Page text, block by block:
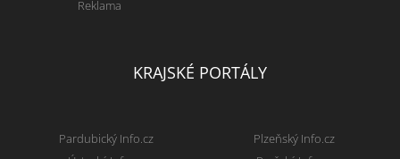
Reklama
KRAJSKÉ PORTÁLY
Pardubický Info.cz
Plzeňský Info.cz